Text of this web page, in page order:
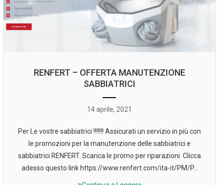
RENFERT – OFFERTA MANUTENZIONE
SABBIATRICI
14 aprile, 2021
Per Le vostre sabbiatrici !!!!!!! Assicurati un servizio in più con
le promozioni per la manutenzione delle sabbiatrici e
sabbiatrici RENFERT. Scarica le promo per riparazioni. Clicca
adesso questo link https://www.renfert.com/ita-it/PM/P...